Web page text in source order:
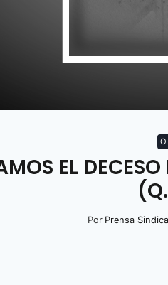
EL
Por Prensa